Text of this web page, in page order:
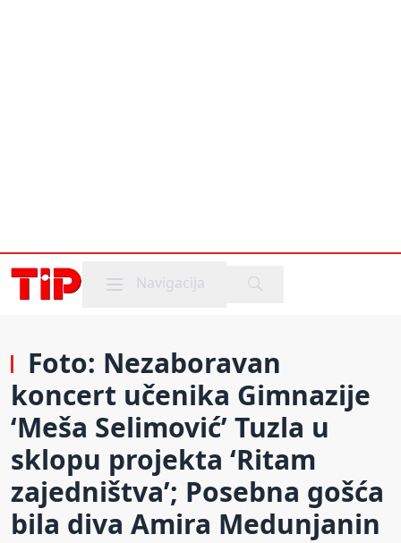
Mobile menu
Navigacija
Foto: Nezaboravan
koncert učenika Gimnazije
‘Meša Selimović’ Tuzla u
sklopu projekta ‘Ritam
zajedništva’; Posebna gošća
bila diva Amira Medunjanin